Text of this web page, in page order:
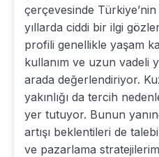
çerçevesinde
yıllarda ciddi bir ilgi
profili genellikle yaşam
kullanım ve uzun vadeli
arada değerlendiriyor.
yakınlığı da tercih
yer tutuyor. Bunun
artışı beklentileri de
ve pazarlama